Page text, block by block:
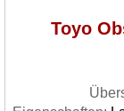
Toyo